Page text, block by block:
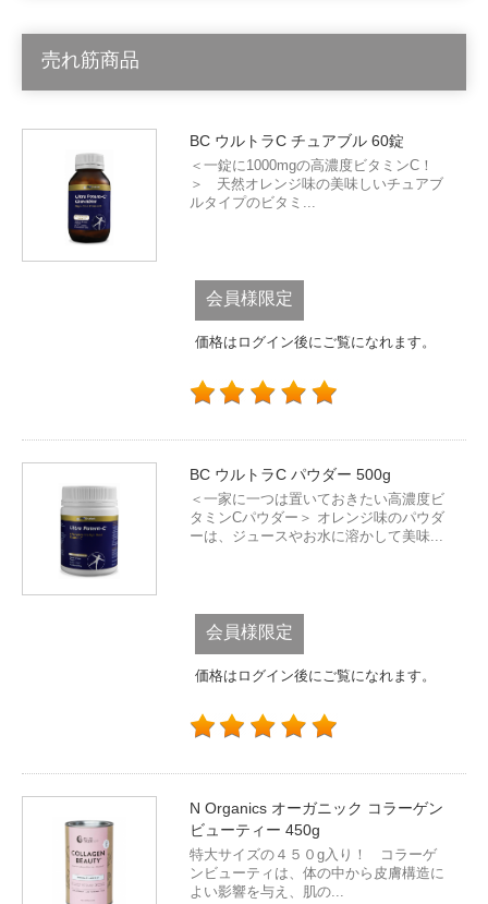
売れ筋商品
BC ウルトラC チュアブル 60錠
＜一錠に1000mgの高濃度ビタミンC！
＞ 天然オレンジ味の美味しいチュアブ
ルタイプのビタミ...
会員様限定
価格はログイン後にご覧になれます。
BC ウルトラC パウダー 500g
＜一家に一つは置いておきたい高濃度ビ
タミンCパウダー＞ オレンジ味のパウダ
ーは、ジュースやお水に溶かして美味...
会員様限定
価格はログイン後にご覧になれます。
N Organics オーガニック コラーゲン
ビューティー 450g
特大サイズの４５０g入り！ コラーゲ
ンビューティは、体の中から皮膚構造に
よい影響を与え、肌の...